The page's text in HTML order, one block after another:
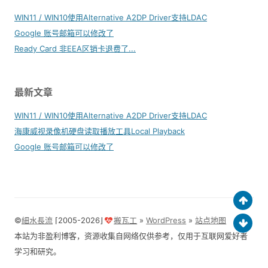
WIN11 / WIN10使用Alternative A2DP Driver支持LDAC
Google 账号邮箱可以修改了
Ready Card 非EEA区销卡退费了...
最新文章
WIN11 / WIN10使用Alternative A2DP Driver支持LDAC
海康威视录像机硬盘读取播放工具Local Playback
Google 账号邮箱可以修改了
©細水長流 ⌈2005-2026⌋ 搬瓦工 »WordPress »站点地图
本站为非盈利博客，资源收集自网络仅供参考，仅用于互联网爱好者
学习和研究。